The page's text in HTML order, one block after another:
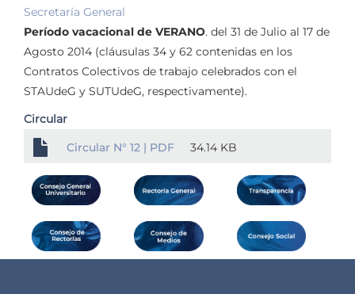
Secretaría General
Período vacacional de VERANO. del 31 de Julio al 17 de
Agosto 2014 (cláusulas 34 y 62 contenidas en los
Contratos Colectivos de trabajo celebrados con el
STAUdeG y SUTUdeG, respectivamente).
Circular
Circular N° 12 | PDF 34.14 KB